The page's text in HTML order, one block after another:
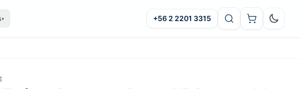
▾ +56 2 2201 3315 Oscuro